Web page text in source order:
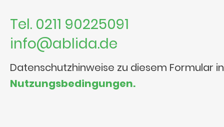
Tel. 0211 90225091
info@ablida.de
Datenschutzhinweise zu diesem Formular
Nutzungsbedingungen.